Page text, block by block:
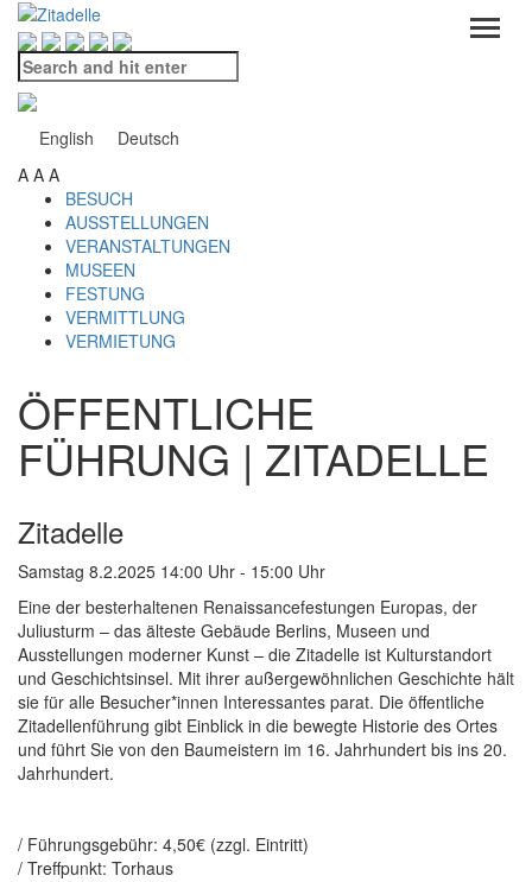
Search
and
hit
enter
English
Deutsch
A A A
BESUCH
AUSSTELLUNGEN
VERANSTALTUNGEN
MUSEEN
FESTUNG
VERMITTLUNG
VERMIETUNG
ÖFFENTLICHE
FÜHRUNG | ZITADELLE
Zitadelle
Samstag 8.2.2025 14:00 Uhr - 15:00 Uhr
Eine der besterhaltenen Renaissancefestungen Europas, der
Juliusturm – das älteste Gebäude Berlins, Museen und
Ausstellungen moderner Kunst – die Zitadelle ist Kulturstandort
und Geschichtsinsel. Mit ihrer außergewöhnlichen Geschichte hält
sie für alle Besucher*innen Interessantes parat. Die öffentliche
Zitadellenführung gibt Einblick in die bewegte Historie des Ortes
und führt Sie von den Baumeistern im 16. Jahrhundert bis ins 20.
Jahrhundert.
/ Führungsgebühr: 4,50€ (zzgl. Eintritt)
/ Treffpunkt: Torhaus